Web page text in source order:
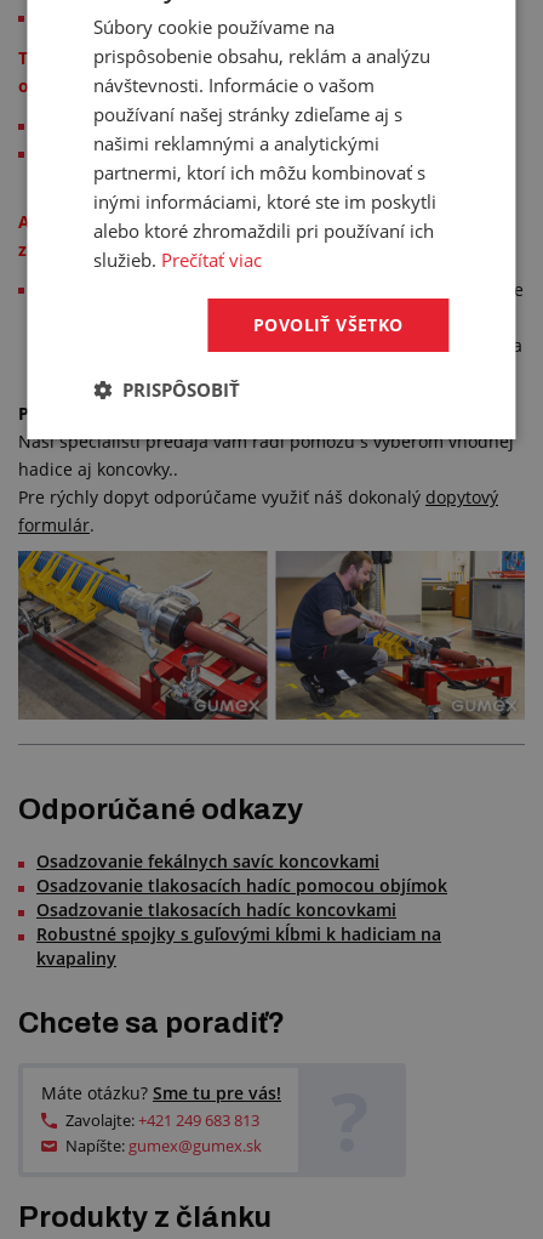
50–250 mm
Typy hrubostenných hadíc, ktoré pomocou narážača
osadzujeme:
tlakovo – nasávacia hadica vystužená špirálou
hrubostenné hadice bez špirály (napr. hadice na dopravu
sypkých látok)
Akú výhodu tento spôsob osadenia hrubostennej hadice
zákazníkovi prináša:
zákazky sú rýchlejšie vybavené (montéri teraz osadia hadice
väčších priemerov rýchlejšie ako v minulosti, kedy
hrubostenné hadice osadzovali iba ručne, čo bolo zdĺhavé a
Potrebujete poradiť?
Naši špecialisti predaja vám radi pomôžu s výberom vhodnej
hadice aj koncovky..
Pre rýchly dopyt odporúčame využiť náš dokonalý dopytový
formulár.
Odporúčané odkazy
Osadzovanie fekálnych savíc koncovkami
Osadzovanie tlakosacích hadíc pomocou objímok
Osadzovanie tlakosacích hadíc koncovkami
Robustné spojky s guľovými kĺbmi k hadiciam na
kvapaliny
Chcete sa poradiť?
Máte otázku? Sme tu pre vás!
Zavolajte:+421 249 683 813
Napíšte: gumex@gumex.sk
Produkty z článku
Súbory cookie používame na
prispôsobenie obsahu, reklám a analýzu
návštevnosti. Informácie o vašom
používaní našej stránky zdieľame aj s
našimi reklamnými a analytickými
partnermi, ktorí ich môžu kombinovať s
inými informáciami, ktoré ste im poskytli
alebo ktoré zhromaždili pri používaní ich
služieb. Prečítať viac
POVOLIŤ VŠETKO
PRISPÔSOBIŤ